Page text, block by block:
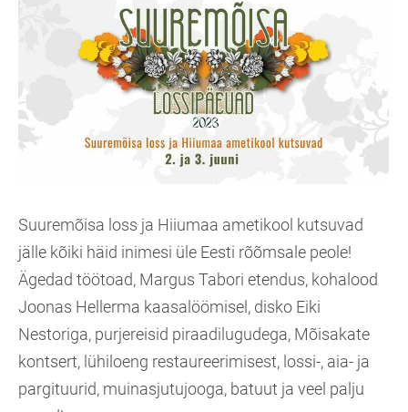
Suuremõisa loss ja Hiiumaa ametikool kutsuvad
jälle kõiki häid inimesi üle Eesti rõõmsale peole!
Ägedad töötoad, Margus Tabori etendus, kohalood
Joonas Hellerma kaasalöömisel, disko Eiki
Nestoriga, purjereisid piraadilugudega, Mõisakate
kontsert, lühiloeng restaureerimisest, lossi-, aia- ja
pargituurid, muinasjutujooga, batuut ja veel palju